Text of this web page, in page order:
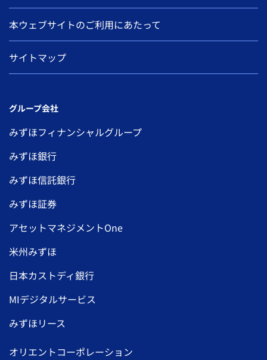
本ウェブサイトのご利用にあたって
サイトマップ
グループ会社
みずほフィナンシャルグループ
みずほ銀行
みずほ信託銀行
みずほ証券
アセットマネジメントOne
米州みずほ
日本カストディ銀行
MIデジタルサービス
みずほリース
オリエントコーポレーション